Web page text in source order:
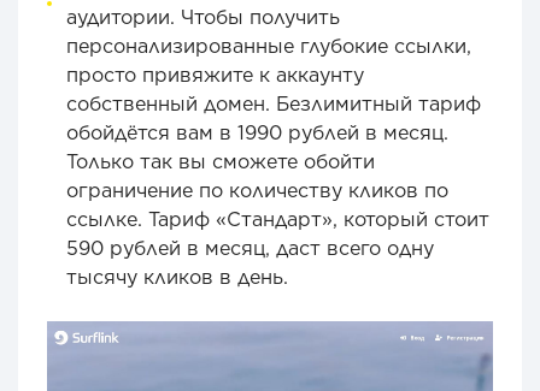
аудитории. Чтобы получить
персонализированные глубокие ссылки,
просто привяжите к аккаунту
собственный домен. Безлимитный тариф
обойдётся вам в 1990 рублей в месяц.
Только так вы сможете обойти
ограничение по количеству кликов по
ссылке. Тариф «Стандарт», который стоит
590 рублей в месяц, даст всего одну
тысячу кликов в день.